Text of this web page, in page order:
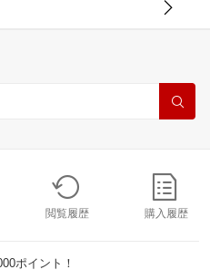
閲覧履歴 購入履歴
ポイント！